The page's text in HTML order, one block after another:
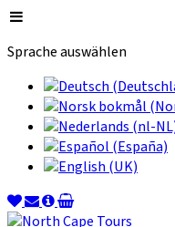
Sprache auswählen